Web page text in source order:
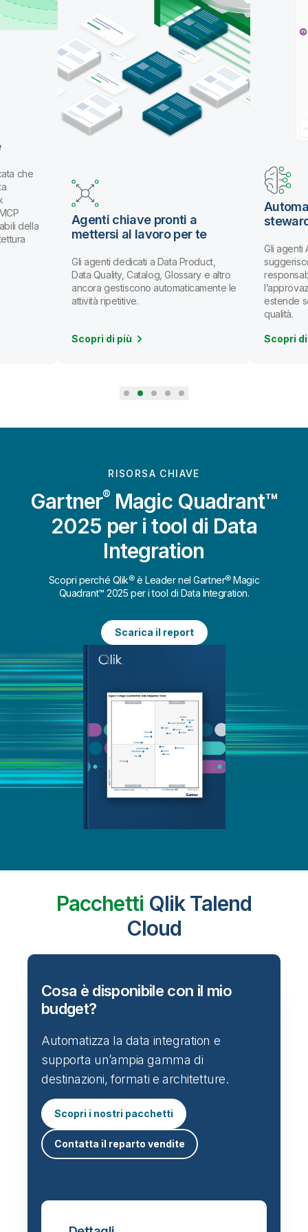
che
della
Agenti chiave pronti a
mettersi al lavoro per te
Gli agenti dedicati a Data Product,
Data Quality, Catalog, Glossary e altro
ancora gestiscono automaticamente le
attività ripetitive.
Scopri di più
Gli agenti
estende
qualità.
Scopri
RISORSA CHIAVE
Gartner® Magic Quadrant™
2025 per i tool di Data
Integration
Scopri perché Qlik® è Leader nel Gartner® Magic
Quadrant™ 2025 per i tool di Data Integration.
Scarica il report
Pacchetti Qlik Talend
Cloud
Cosa è disponibile con il mio
budget?
Automatizza la data integration e
supporta un’ampia gamma di
destinazioni, formati e architetture.
Scopri i nostri pacchetti
Contatta il reparto vendite